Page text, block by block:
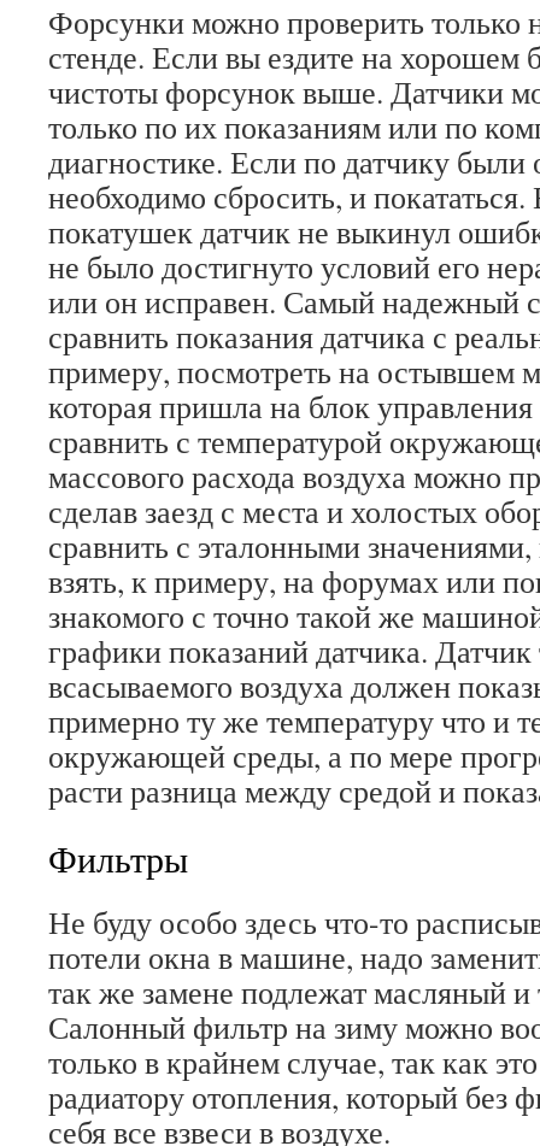
Форсунки можно проверить только
стенде. Если вы ездите на хорошем
чистоты форсунок выше. Датчики
только по их показаниям или по
диагностике. Если по датчику
необходимо сбросить, и
покатушек датчик не выкинул
не было достигнуто условий его
или он исправен. Самый надежный
сравнить показания датчика с
примеру, посмотреть на остывшем
которая пришла на блок
сравнить с температурой
массового расхода воздуха можно
сделав заезд с места и холостых
сравнить с эталонными
взять, к примеру, на форумах или
знакомого с точно такой же
графики показаний датчика.
всасываемого воздуха должен
примерно ту же температуру что и
окружающей среды, а по мере
расти разница между средой и
Фильтры
Не буду особо здесь что-то
потели окна в машине, надо
так же замене подлежат масляный
Салонный фильтр на зиму можно
только в крайнем случае, так как
радиатору отопления, который без
себя все взвеси в воздухе.